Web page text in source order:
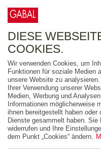
FREITEXT
AUSGABEART
AUS DER REIHE
ZUM THEMA
DIESE
COOKIES.
Wir verwenden Cookies, um
Funktionen für soziale Medien
unsere Website zu
Ihrer Verwendung unserer
Medien, Werbung und
Informationen möglicherweise
ihnen bereitgestellt haben
Dienste gesammelt haben.
widerrufen und Ihre
dem Punkt „Cookies“ ändern.